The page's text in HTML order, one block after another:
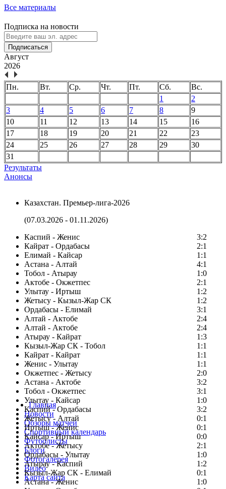
Все материалы
Подписка на новости
Подписаться
Август
2026
Пн. Вт. Ср. Чт. Пт. Сб.
Вс.
1
2
3
4 5 6 7 8
9
10
11 12 13 14 15
16
17
18 19 20 21 22
23
24
25 26 27 28 29
30
31
Результаты
Анонсы
Казахстан. Премьер-лига-2026
(07.03.2026 - 01.11.2026)
Каспий - Женис
3:2
Кайрат - Ордабасы
2:1
Елимай - Кайсар
1:1
Астана - Алтай
4:1
Тобол - Атырау
1:0
Актобе - Окжетпес
2:1
Улытау - Иртыш
1:2
Жетысу - Кызыл-Жар СК
1:2
Ордабасы - Елимай
3:1
Алтай - Актобе
2:4
Алтай - Актобе
2:4
Атырау - Кайрат
1:3
Кызыл-Жар СК - Тобол
1:1
Кайрат - Кайрат
1:1
Женис - Улытау
1:1
Окжетпес - Жетысу
2:0
Астана - Актобе
3:2
Тобол - Окжетпес
3:1
Улытау - Кайсар
1:0
Каспий - Ордабасы
3:2
Жетысу - Алтай
0:1
Иртыш - Женис
0:1
Кайсар - Иртыш
0:0
Актобе - Жетысу
2:1
Ордабасы - Улытау
1:0
Атырау - Каспий
1:2
Кызыл-Жар СК - Елимай
0:1
Астана - Женис
1:0
Главная
Новости
Обзоры матчей
Спортивный календарь
Футболисты
Блоги
Фотогалерея
Видео
Карта сайта